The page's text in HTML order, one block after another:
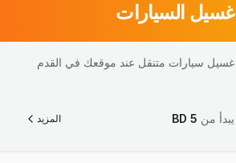
غسيل السيارات
غسيل سيارات متنقل عند موقعك في القدم
يبدأ من BD 5 المزيد